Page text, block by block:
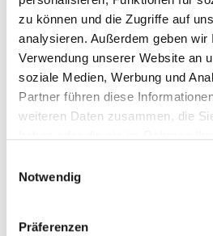
zu können und die Zugriffe auf
analysieren. Außerdem geben
Verwendung unserer Website an
soziale Medien, Werbung und
Partner führen diese
weiteren Daten zusammen, die
Notwendig
Präferenzen
verantwortlich. Nach §§ 8 bis
Diensteanbieter jedoch nicht
übermittelte oder gespeicherte
Informationen zu überwachen
zu forschen, die auf eine
allgemeinen Gesetzen bleiben
Eine diesbezügliche Haftung